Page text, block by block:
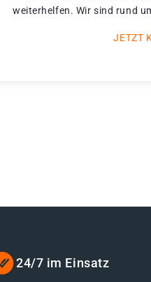
weiterhelfen. Wir sind rund
JETZT
24/7 im Einsatz